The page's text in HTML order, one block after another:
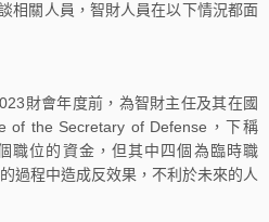
關人員，智財人員在以下情況都面
財會年度前，為智財主任及其在國
of the Secretary of Defense，下稱
職位的資金，但其中四個為臨時職
過程中造成反效果，不利於未來的人